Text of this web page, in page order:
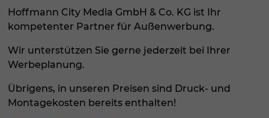
Hoffmann City Media GmbH & Co. KG ist Ihr
kompetenter Partner für Außenwerbung.
Wir unterstützen Sie gerne jederzeit bei Ihrer
Werbeplanung.
Übrigens, in unseren Preisen sind Druck- und
Montagekosten bereits enthalten!